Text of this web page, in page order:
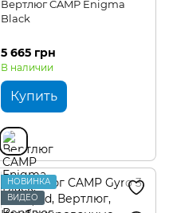
Вертлюг CAMP Enigma
Black
5 665 грн
В наличии
Купить
НОВИНКА
ВИДЕО